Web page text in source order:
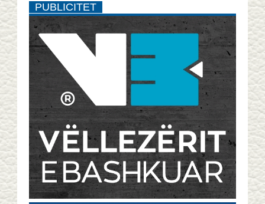
PUBLICITET